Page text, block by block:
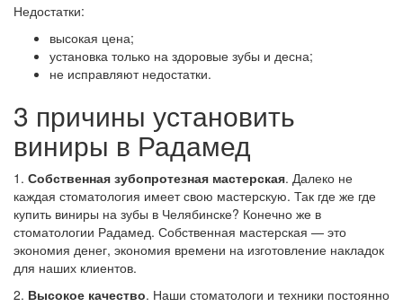
Недостатки:
высокая цена;
установка только на здоровые зубы и десна;
не исправляют недостатки.
3 причины установить
виниры в Радамед
1. Собственная зубопротезная мастерская. Далеко не
каждая стоматология имеет свою мастерскую. Так где же где
купить виниры на зубы в Челябинске? Конечно же в
стоматологии Радамед. Собственная мастерская — это
экономия денег, экономия времени на изготовление накладок
для наших клиентов.
2. Высокое качество. Наши стоматологи и техники постоянно